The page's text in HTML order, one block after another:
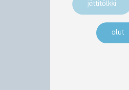
jättitölkki
olut